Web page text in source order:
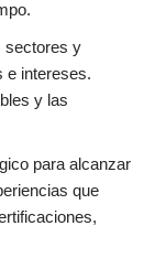
La ventaja de
sectores y
e intereses.
y las
para alcanzar
que